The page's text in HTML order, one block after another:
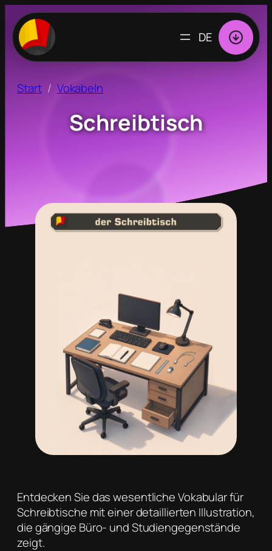
SPRACHE
AUSWÄHLEN
Start Vokabeln
Schreibtisch
Entdecken Sie das wesentliche Vokabular für
Schreibtische mit einer detaillierten Illustration,
die gängige Büro- und Studiengegenstände
zeigt.